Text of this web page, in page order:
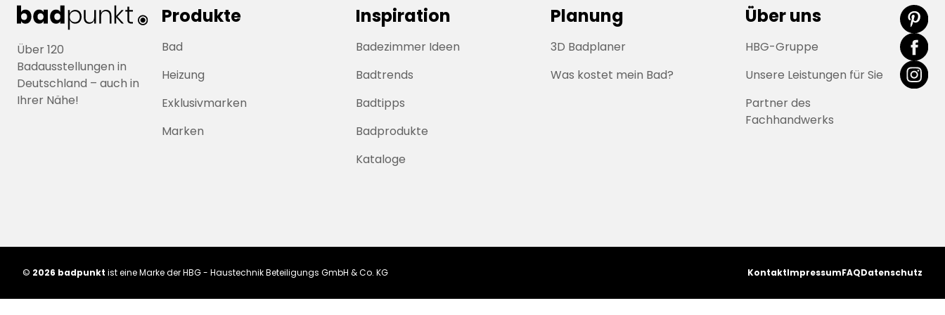
Über 120
Badausstellungen in
Deutschland – auch in
Ihrer Nähe!
Produkte
Bad
Heizung
Exklusivmarken
Marken
Inspiration
Badezimmer Ideen
Badtrends
Badtipps
Badprodukte
Kataloge
Planung
3D Badplaner
Was kostet mein Bad?
Über uns
HBG-Gruppe
Unsere Leistungen für Sie
Partner des
Fachhandwerks
© 2026 badpunkt ist eine Marke der HBG - Haustechnik Beteiligungs GmbH & Co. KG KontaktImpressumFAQDatenschutz